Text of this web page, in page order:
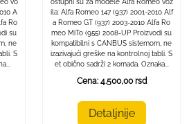
vo
A
Ro
su
ne
S
ostupni su za modele Alfa Romeo voz
ila: Alfa Romeo 147 (937) 2001-2010 Alf
a Romeo GT (937) 2003-2010 Alfa Ro
meo MiTo (955) 2008-UP Proizvodi su
kompatibilni s CANBUS sistemom, ne
izazivajući greške na kontrolnoj tabli. S
et obično sadrži 2 komada. Oznaka...
Cena: 4.500,00 rsd
Detaljnije